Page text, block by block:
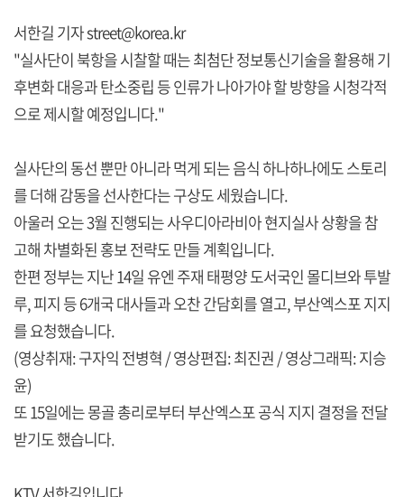
서한길 기자 street@korea.kr
"실사단이 북항을 시찰할 때는 최첨단 정보통신기술을 활용해 기
후변화 대응과 탄소중립 등 인류가 나아가야 할 방향을 시청각적
으로 제시할 예정입니다."
실사단의 동선 뿐만 아니라 먹게 되는 음식 하나하나에도 스토리
를 더해 감동을 선사한다는 구상도 세웠습니다.
아울러 오는 3월 진행되는 사우디아라비아 현지실사 상황을 참
고해 차별화된 홍보 전략도 만들 계획입니다.
한편 정부는 지난 14일 유엔 주재 태평양 도서국인 몰디브와 투발
루, 피지 등 6개국 대사들과 오찬 간담회를 열고, 부산엑스포 지지
를 요청했습니다.
(영상취재: 구자익 전병혁 / 영상편집: 최진권 / 영상그래픽: 지승
윤)
또 15일에는 몽골 총리로부터 부산엑스포 공식 지지 결정을 전달
받기도 했습니다.